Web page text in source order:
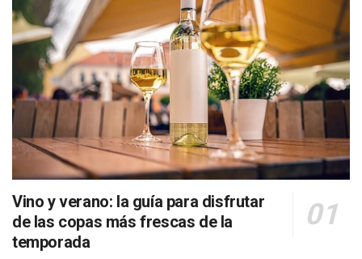
Vino y verano: la guía para disfrutar
de las copas más frescas de la
temporada